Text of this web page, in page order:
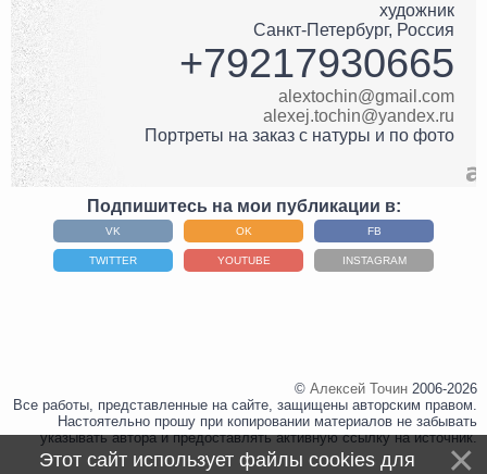
художник
Санкт-Петербург, Россия
+79217930665
alextochin@gmail.com
alexej.tochin@yandex.ru
Портреты на заказ с натуры и по фото
Подпишитесь на мои публикации в:
VK OK FB
TWITTER YOUTUBE INSTAGRAM
©Алексей Точин 2006-2026
Все работы, представленные на сайте, защищены авторским правом.
Настоятельно прошу при копировании материалов не забывать
указывать автора и предоставлять активную ссылку на источник.
Этот сайт использует файлы cookies для